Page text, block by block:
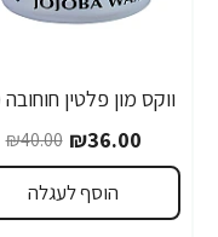
-10%
₪36.00
₪40.00
הוסף לעגלה